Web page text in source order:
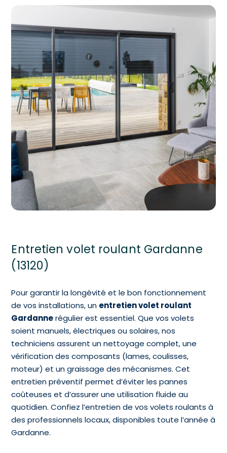
Entretien volet roulant Gardanne
(13120)
Pour garantir la longévité et le bon fonctionnement
de vos installations, un entretien volet roulant
Gardannerégulier est essentiel. Que vos volets
soient manuels, électriques ou solaires, nos
techniciens assurent un nettoyage complet, une
vérification des composants (lames, coulisses,
moteur) et un graissage des mécanismes. Cet
entretien préventif permet d’éviter les pannes
coûteuses et d’assurer une utilisation fluide au
quotidien. Confiez l’entretien de vos volets roulants à
des professionnels locaux, disponibles toute l’année à
Gardanne.